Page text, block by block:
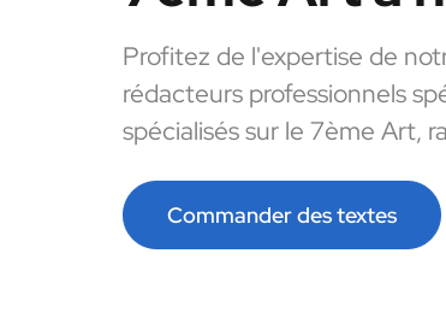
Profitez de l'expertise de
rédacteurs professionnels
spécialisés sur le 7ème Art,
Commander des textes